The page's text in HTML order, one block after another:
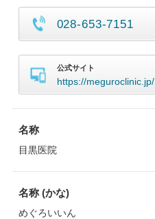
028-653-7151
公式サイト
https://meguroclinic.jp/
名称
目黒医院
名称 (かな)
めぐろいいん